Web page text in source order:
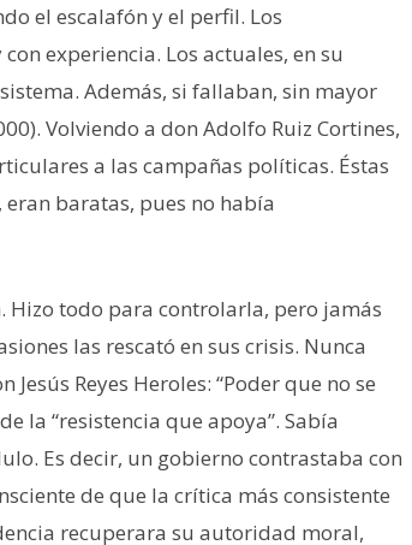
el escalafón y el perfil. Los
experiencia. Los actuales, en su
Además, si fallaban, sin mayor
Volviendo a don Adolfo Ruiz Cortines,
a las campañas políticas. Éstas
baratas, pues no había
todo para controlarla, pero jamás
las rescató en sus crisis. Nunca
Reyes Heroles: “Poder que no se
la “resistencia que apoya”. Sabía
Es decir, un gobierno contrastaba con
de que la crítica más consistente
recuperara su autoridad moral,